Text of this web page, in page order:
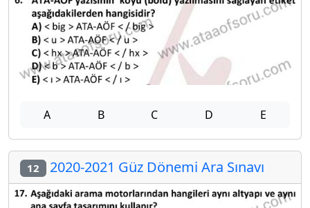
A B C D E
12 2020-2021 Güz Dönemi Ara Sınavı